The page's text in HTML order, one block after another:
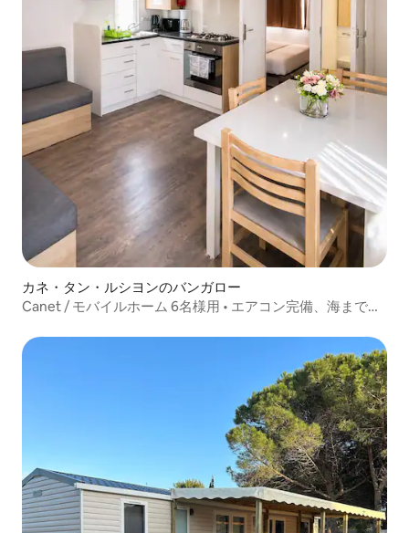
カネ・タン・ルシヨンのバンガロー
Canet / モバイルホーム 6名様用 • エアコン完備、海まで徒